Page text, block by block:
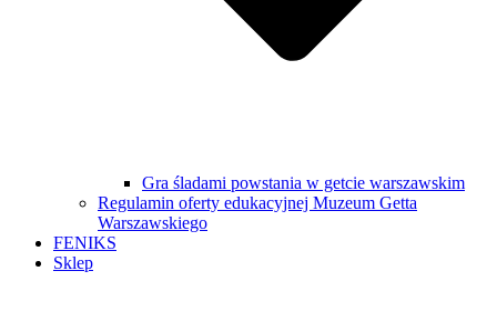
Gra śladami powstania w getcie warszawskim
Regulamin oferty edukacyjnej Muzeum Getta
Warszawskiego
FENIKS
Sklep